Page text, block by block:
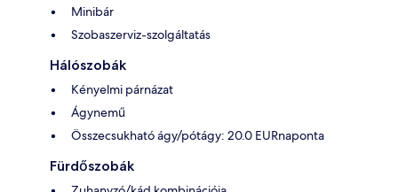
Minibár
Szobaszerviz-szolgáltatás
Hálószobák
Kényelmi párnázat
Ágynemű
Összecsukható ágy/pótágy: 20.0 EURnaponta
Fürdőszobák